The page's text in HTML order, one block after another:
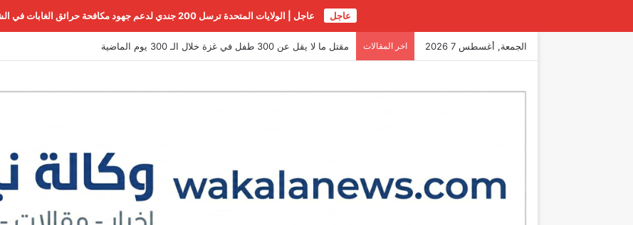
عاجل عاجل | الولايات المتحدة ترسل 200 جندي لدعم جهود مكافحة حرائق الغابات في الشمال الغربي
الجمعة, أغسطس 7 2026 اخر المقالات مقتل ما لا يقل عن 300 طفل في غزة خلال الـ 300 يوم الماضية